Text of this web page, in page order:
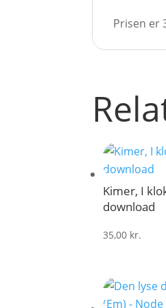
Prisen er
Kimer, I
download
35,00 kr.